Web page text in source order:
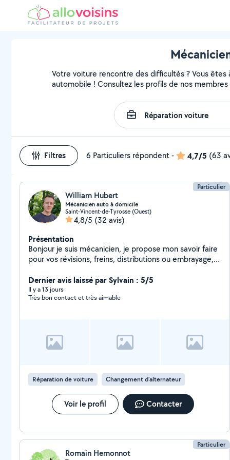
Votre voiture rencontre des difficultés ? Vous
automobile ! Consultez les profils de nos
Filtres 6 Particuliers répondent- 4,7/5 (63
Particulier
William Hubert
Mécanicien auto à domicile
Saint-Vincent-de-Tyrosse (Ouest)
4,8/5 (32 avis)
Présentation
Bonjour je suis mécanicien, je propose mon savoir faire
pour vos révisions, freins, distributions ou embrayage,
je connais toutes les marques.
Dernier avis laissé par Sylvain : 5/5
Il y a 13 jours
Très bon contact et très aimable
Réparation de voiture Changement d'alternateur
Voir le profil Contacter
Particulier
Romain Hemonnot